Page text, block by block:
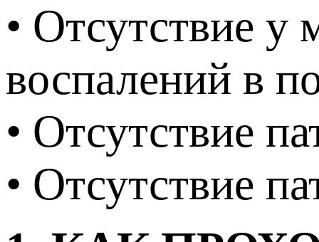
• Отсутствие
воспалений в
• Отсутствие
• Отсутствие